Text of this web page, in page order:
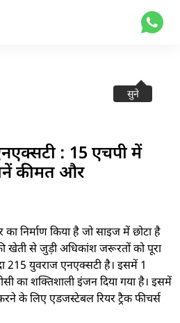
सुने
: 15 एचपी में
कीमत और
का निर्माण किया है जो साइज में छोटा है
खेती से जुड़ी अधिकांश जरूरतों को पूरा
215 युवराज एनएक्सटी है। इसमें 1
का शक्तिशाली इंजन दिया गया है। इसमें
के लिए एडजस्टेबल रियर ट्रैक फीचर्स